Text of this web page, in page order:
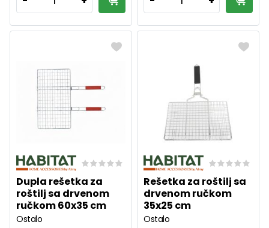
Dupla rešetka za
roštilj sa drvenom
ručkom 60x35 cm
Ostalo
Rešetka za roštilj sa
drvenom ručkom
35x25 cm
Ostalo